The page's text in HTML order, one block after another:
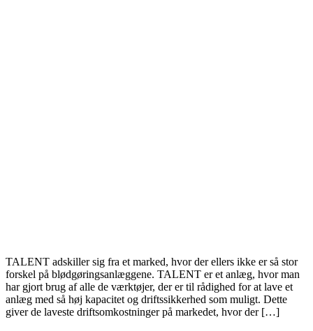
TALENT adskiller sig fra et marked, hvor der ellers ikke er så stor
forskel på blødgøringsanlæggene. TALENT er et anlæg, hvor man
har gjort brug af alle de værktøjer, der er til rådighed for at lave et
anlæg med så høj kapacitet og driftssikkerhed som muligt. Dette
giver de laveste driftsomkostninger på markedet, hvor der […]